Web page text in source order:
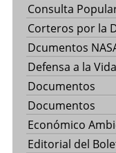
Consulta
Corteros por la
Dcumentos
Defensa a la Vida
Documentos
Documentos
Económico
Editorial del